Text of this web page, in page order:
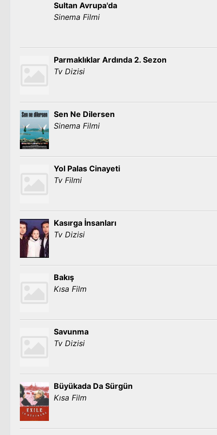
Sultan Avrupa'da
Sinema Filmi
Parmaklıklar Ardında 2. Sezon
Tv Dizisi
Sen Ne Dilersen
Sinema Filmi
Yol Palas Cinayeti
Tv Filmi
Kasırga İnsanları
Tv Dizisi
Bakış
Kısa Film
Savunma
Tv Dizisi
Büyükada Da Sürgün
Kısa Film